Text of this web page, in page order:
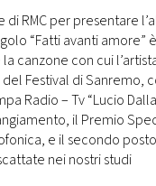
di RMC per presentare
“Fatti avanti amore”
canzone con cui
Festival di Sanremo,
Radio – Tv “Lucio
il Premio
e il secondo
nei nostri studi